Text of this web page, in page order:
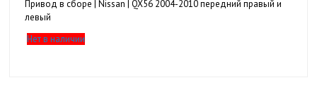
Привод в сборе | Nissan | QX56 2004-2010 передний правый и
левый
Нет в наличии